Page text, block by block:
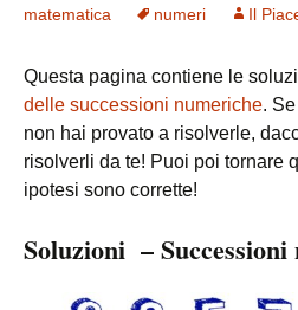
matematica
numeri Il
Questa pagina contiene le
delle successioni numeriche.
non hai provato a risolverle,
risolverli da te! Puoi poi tornare
ipotesi sono corrette!
Soluzioni –